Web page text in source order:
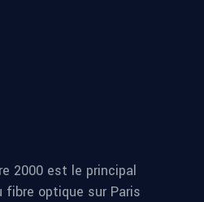
2000 est le principal
fibre optique sur Paris